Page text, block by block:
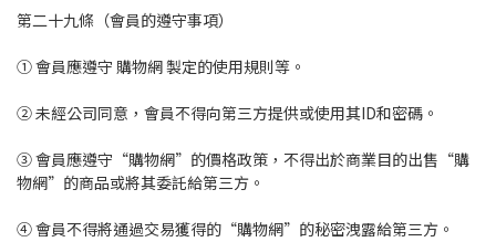
第二十九條（會員的遵守事項）
① 會員應遵守 購物網 製定的使用規則等。
② 未經公司同意，會員不得向第三方提供或使用其ID和密碼。
③ 會員應遵守“購物網”的價格政策，不得出於商業目的出售“購
物網”的商品或將其委託給第三方。
④ 會員不得將通過交易獲得的“購物網”的秘密洩露給第三方。